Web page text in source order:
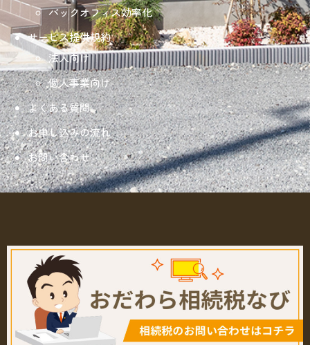
バックオフィス効率化
サービス提供規約
法人向け
個人事業向け
よくある質問
お申し込みの流れ
お問い合わせ